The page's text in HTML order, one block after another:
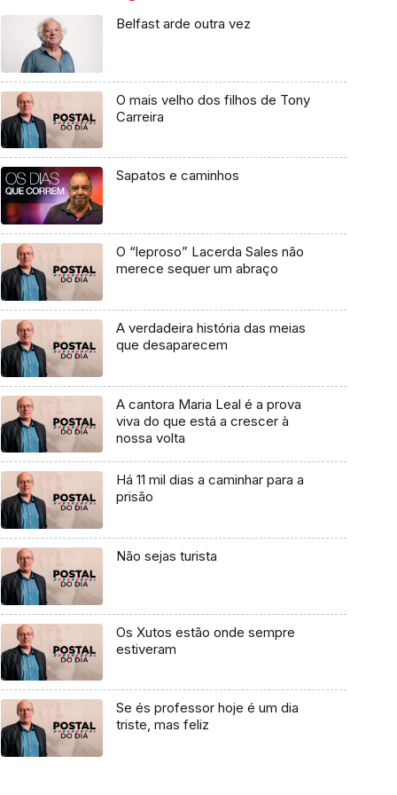
Belfast arde outra vez
O mais velho dos filhos de Tony
Carreira
Sapatos e caminhos
O “leproso” Lacerda Sales não
merece sequer um abraço
A verdadeira história das meias
que desaparecem
A cantora Maria Leal é a prova
viva do que está a crescer à
nossa volta
Há 11 mil dias a caminhar para a
prisão
Não sejas turista
Os Xutos estão onde sempre
estiveram
Se és professor hoje é um dia
triste, mas feliz